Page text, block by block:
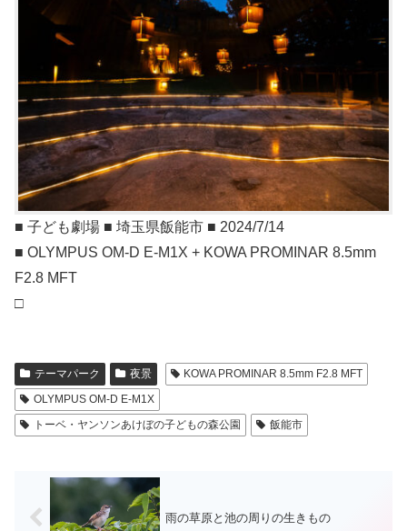
■ 子ども劇場 ■ 埼玉県飯能市 ■ 2024/7/14
■ OLYMPUS OM-D E-M1X + KOWA PROMINAR 8.5mm
F2.8 MFT
□
テーマパーク 夜景
KOWA PROMINAR 8.5mm F2.8 MFT
OLYMPUS OM-D E-M1X
トーベ・ヤンソンあけぼの子どもの森公園
飯能市
雨の草原と池の周りの生きもの